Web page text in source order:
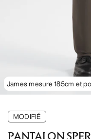
James mesure 185cm et
MODIFIÉ
PANTALON